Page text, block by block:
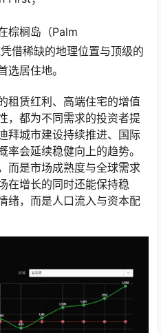
棕榈岛（Palm
借稀缺的地理位置与顶级的
选居住地。
租赁红利、高端住宅的增值
，都为不同需求的投资者提
拜城市建设持续推进、国际
会延续稳健向上的趋势。
而是市场成熟度与全球需求
在增长的同时还能保持稳
绪，而是人口流入与资本配